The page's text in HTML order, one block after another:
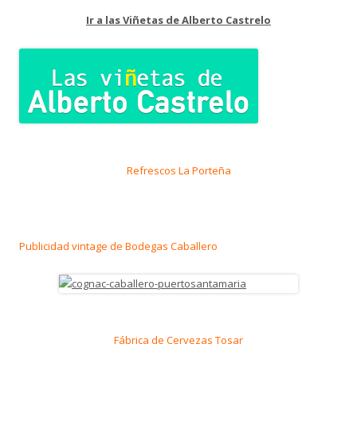
Ir a las Viñetas de Alberto Castrelo
Refrescos La Porteña
Publicidad vintage de Bodegas Caballero
Fábrica de Cervezas Tosar